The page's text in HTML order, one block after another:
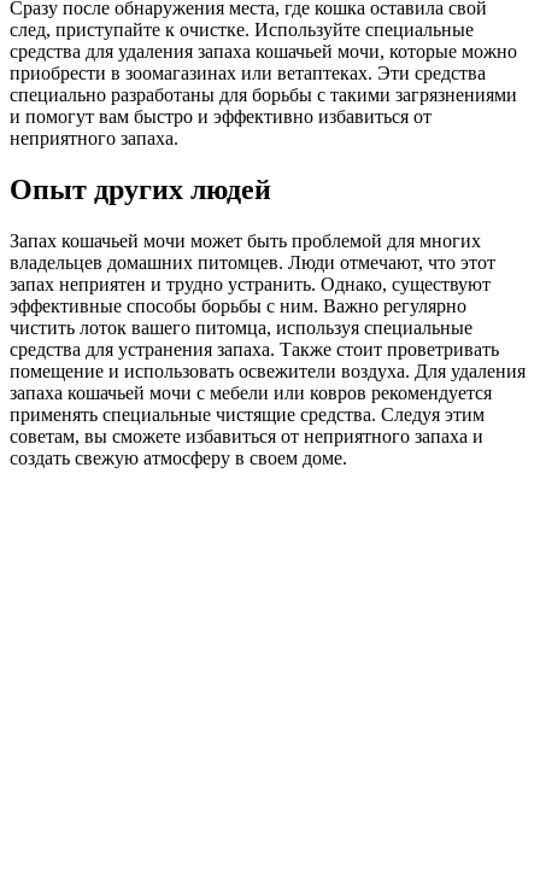
Сразу после обнаружения места, где кошка оставила свой
след, приступайте к очистке. Используйте специальные
средства для удаления запаха кошачьей мочи, которые можно
приобрести в зоомагазинах или ветаптеках. Эти средства
специально разработаны для борьбы с такими загрязнениями
и помогут вам быстро и эффективно избавиться от
неприятного запаха.
Опыт других людей
Запах кошачьей мочи может быть проблемой для многих
владельцев домашних питомцев. Люди отмечают, что этот
запах неприятен и трудно устранить. Однако, существуют
эффективные способы борьбы с ним. Важно регулярно
чистить лоток вашего питомца, используя специальные
средства для устранения запаха. Также стоит проветривать
помещение и использовать освежители воздуха. Для удаления
запаха кошачьей мочи с мебели или ковров рекомендуется
применять специальные чистящие средства. Следуя этим
советам, вы сможете избавиться от неприятного запаха и
создать свежую атмосферу в своем доме.